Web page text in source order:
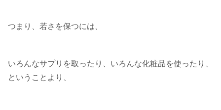
つまり、若さを保つには、
いろんなサプリを取ったり、いろんな化粧品を使ったり、
ということより、